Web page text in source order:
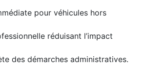
pour véhicules hors
réduisant l’impact
des démarches administratives.